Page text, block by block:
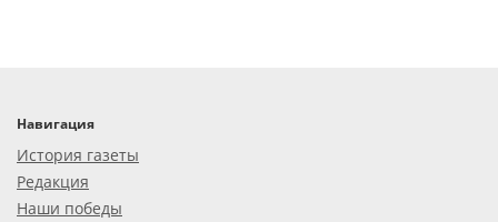
Навигация
История газеты
Редакция
Наши победы